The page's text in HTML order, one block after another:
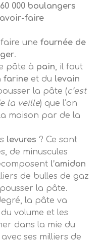
60 000 boulangers
faire
une fournée de
.
pâte à pain , il faut
farine et du levain
la pâte (c’est
la veille) que l’on
maison par de la
levures ? Ce sont
de minuscules
l’amidon
de bulles de gaz
la pâte.
la pâte va
volume et les
dans la mie du
ses milliers de